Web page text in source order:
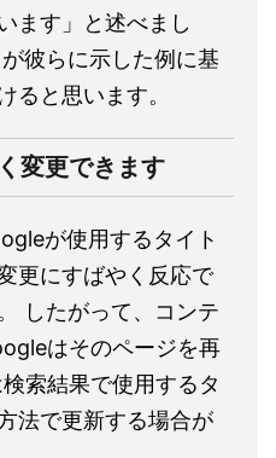
ます」と述べまし
彼らに示した例に基
ると思います。
変更できます
が使用するタイト
更にすばやく反応で
したがって、コンテ
はそのページを再
索結果で使用するタ
法で更新する場合が